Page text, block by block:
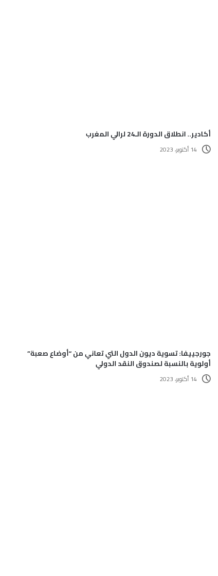
أكادير.. انطلاق الدورة الـ24 لرالي المغرب
14 أكتوبر، 2023
جورجييفا: تسوية ديون الدول التي تعاني من “أوضاع صعبة”
أولوية بالنسبة لصندوق النقد الدولي
14 أكتوبر، 2023